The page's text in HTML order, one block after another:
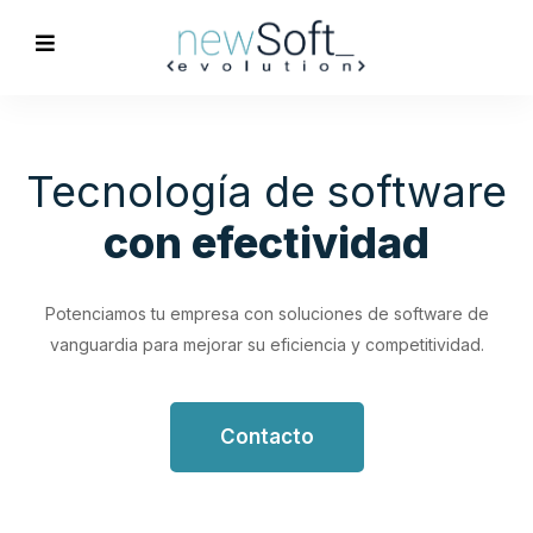
Optimización de
Procesos
trabajo.